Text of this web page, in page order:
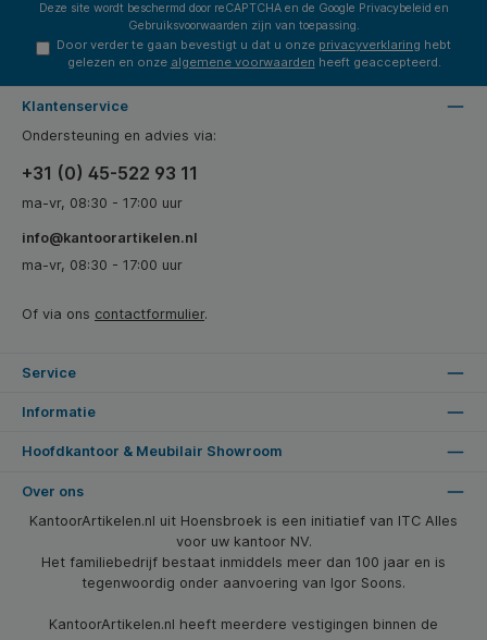
Deze site wordt beschermd door reCAPTCHA en de Google Privacybeleid en
Gebruiksvoorwaarden zijn van toepassing.
Door verder te gaan bevestigt u dat u onze privacyverklaring hebt
gelezen en onze algemene voorwaarden heeft geaccepteerd.
Klantenservice
Ondersteuning en advies via:
+31 (0) 45-522 93 11
ma-vr, 08:30 - 17:00 uur
info@kantoorartikelen.nl
ma-vr, 08:30 - 17:00 uur
Of via ons contactformulier.
Service
Informatie
Hoofdkantoor & Meubilair Showroom
Over ons
KantoorArtikelen.nl uit Hoensbroek is een initiatief van ITC Alles
voor uw kantoor NV.
Het familiebedrijf bestaat inmiddels meer dan 100 jaar en is
tegenwoordig onder aanvoering van Igor Soons.
KantoorArtikelen.nl heeft meerdere vestigingen binnen de